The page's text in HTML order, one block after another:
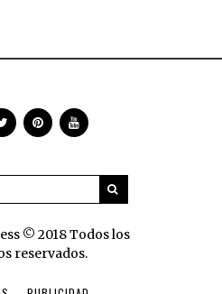
© 2018 Todos los
reservados.